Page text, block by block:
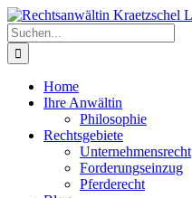
Zum
Inhalt
springen
Suche
nach:
Home
Ihre Anwältin
Philosophie
Rechtsgebiete
Unternehmensrecht
Forderungseinzug
Pferderecht